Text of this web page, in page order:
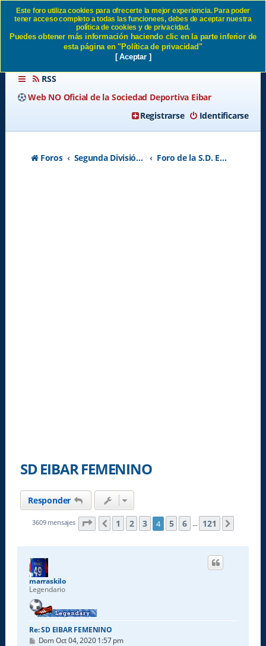
SD EIBAR FEMENINO -
Página 4 SD Eibar
RSS
Web NO Oficial de la Sociedad Deportiva Eibar
Identificarse
Registrarse
Foros Segunda División A - Temporada 2026-2027 Foro de la S.D. Eibar
SD EIBAR FEMENINO
Responder
3609 mensajes Página de 121
Anterior
1 2 3 4 5 6 … 121
marraskilo
Legendario
Re: SD EIBAR FEMENINO
M
Dom Oct 04, 2020 1:57 pm
Este foro utiliza cookies para ofrecerte la mejor experiencia. Para poder
tener acceso completo a todas las funcionees, debes de aceptar nuestra
política de cookies y de privacidad.
Puedes obtener más información haciendo clic en la parte inferior de
esta página en "Política de privacidad"
[ Aceptar ]